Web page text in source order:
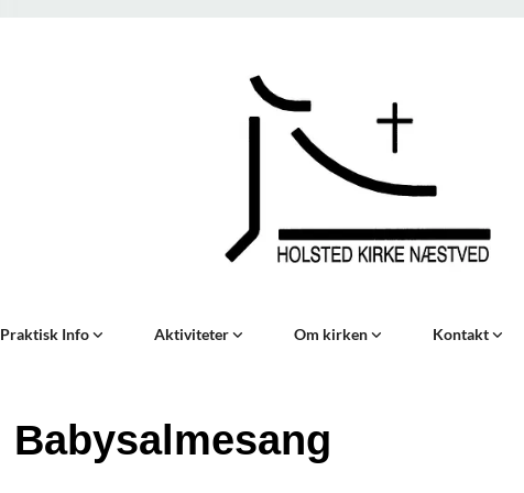
Praktisk Info Aktiviteter Om kirken Kontakt
Babysalmesang